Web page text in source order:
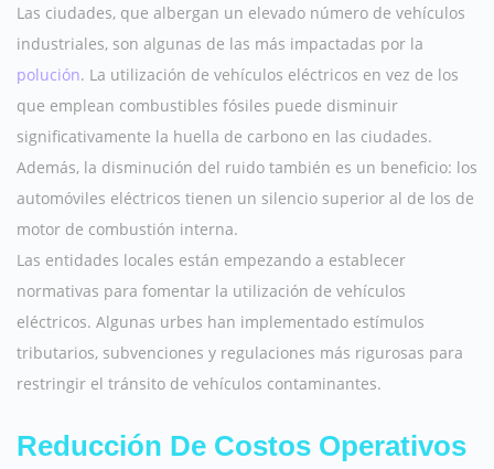
Las ciudades, que albergan un elevado número de vehículos
industriales, son algunas de las más impactadas por la
polución. La utilización de vehículos eléctricos en vez de los
que emplean combustibles fósiles puede disminuir
significativamente la huella de carbono en las ciudades.
Además, la disminución del ruido también es un beneficio: los
automóviles eléctricos tienen un silencio superior al de los de
motor de combustión interna.
Las entidades locales están empezando a establecer
normativas para fomentar la utilización de vehículos
eléctricos. Algunas urbes han implementado estímulos
tributarios, subvenciones y regulaciones más rigurosas para
restringir el tránsito de vehículos contaminantes.
Reducción De Costos Operativos